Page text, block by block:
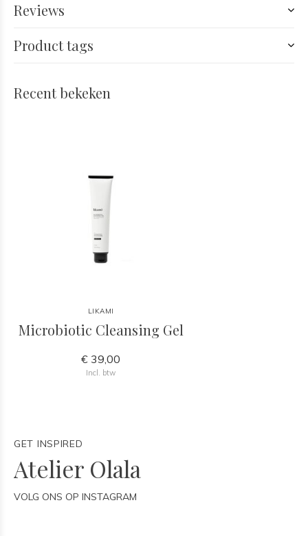
Reviews
Product tags
Recent bekeken
LIKAMI
Microbiotic Cleansing Gel
€ 39,00
Incl. btw
GET INSPIRED
Atelier Olala
VOLG ONS OP INSTAGRAM